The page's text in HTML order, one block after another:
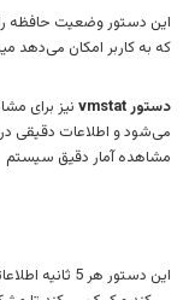
که به کاربر امکان می‌دهد
دستور vmstat
نیز برای
مشاهده آمار دقیق سیستم
این دستور هر